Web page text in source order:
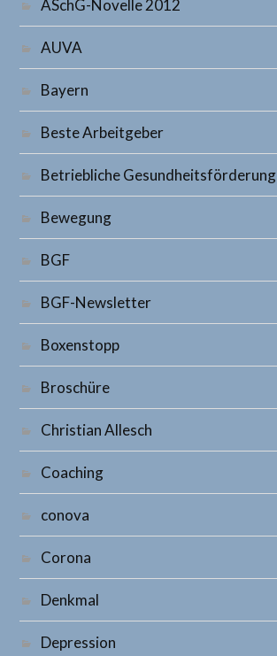
ASchG-Novelle 2012
AUVA
Bayern
Beste Arbeitgeber
Betriebliche Gesundheitsförderung
Bewegung
BGF
BGF-Newsletter
Boxenstopp
Broschüre
Christian Allesch
Coaching
conova
Corona
Denkmal
Depression